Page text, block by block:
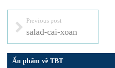
Previous post
salad-cai-xoan
Ấn phẩm về TBT